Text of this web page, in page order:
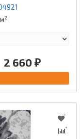
2
2 660 ₽